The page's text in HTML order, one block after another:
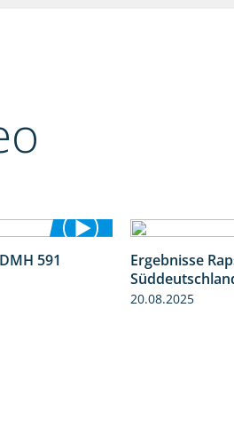
591
Ergebnisse
20.08.2025